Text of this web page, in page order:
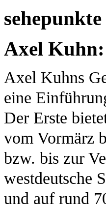
Axel Kuhn:
Axel Kuhns
eine
Der Erste
vom Vormärz
bzw. bis zur
westdeutsche
und auf rund